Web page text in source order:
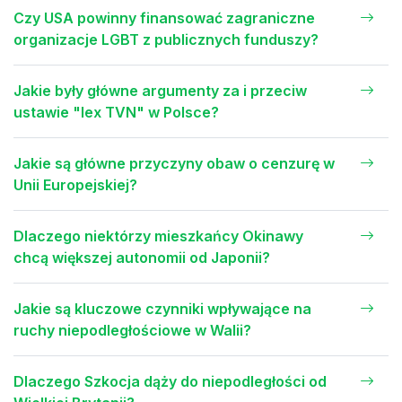
Czy USA powinny finansować zagraniczne
organizacje LGBT z publicznych funduszy?
Jakie były główne argumenty za i przeciw
ustawie "lex TVN" w Polsce?
Jakie są główne przyczyny obaw o cenzurę w
Unii Europejskiej?
Dlaczego niektórzy mieszkańcy Okinawy
chcą większej autonomii od Japonii?
Jakie są kluczowe czynniki wpływające na
ruchy niepodległościowe w Walii?
Dlaczego Szkocja dąży do niepodległości od